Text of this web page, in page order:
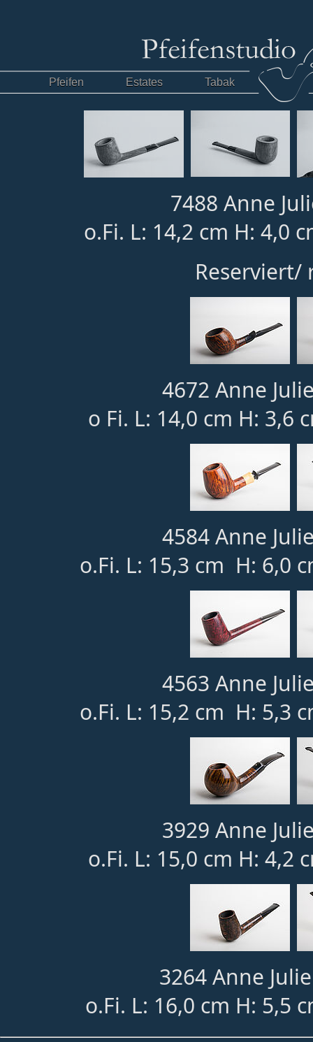
Pfeifen Estates Tabak
7488 Anne
o.Fi. L: 14,2 cm H: 4,0
Reserviert/
4672 Anne
o Fi. L: 14,0 cm H: 3,6
4584 Anne
o.Fi. L: 15,3 cm H: 6,0
4563 Anne
o.Fi. L: 15,2 cm H: 5,3
3929 Anne
o.Fi. L: 15,0 cm H: 4,2
3264 Anne
o.Fi. L: 16,0 cm H: 5,5